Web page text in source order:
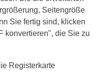
Seitengröße
Sie fertig sind, klicken
konvertieren", die Sie zu
Registerkarte